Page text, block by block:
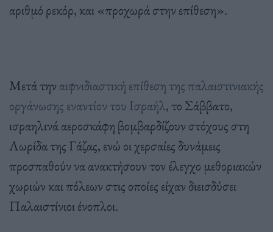
αριθμό ρεκόρ, και «προχωρά στην επίθεση».
Μετά την αιφνιδιαστική επίθεση της παλαιστινιακής
οργάνωσης εναντίον του Ισραήλ, το Σάββατο,
ισραηλινά αεροσκάφη βομβαρδίζουν στόχους στη
Λωρίδα της Γάζας, ενώ οι χερσαίες δυνάμεις
προσπαθούν να ανακτήσουν τον έλεγχο μεθοριακών
χωριών και πόλεων στις οποίες είχαν διεισδύσει
Παλαιστίνιοι ένοπλοι.